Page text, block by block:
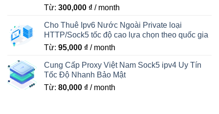
Từ: 300,000 ₫ / month
Cho Thuê Ipv6 Nước Ngoài Private loại
HTTP/Sock5 tốc độ cao lựa chọn theo quốc gia
Từ: 95,000 ₫ / month
Cung Cấp Proxy Việt Nam Sock5 ipv4 Uy Tín
Tốc Độ Nhanh Bảo Mật
Từ: 80,000 ₫ / month